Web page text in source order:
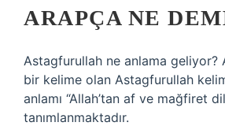
ARAPÇA NE
Astagfurullah ne anlama geliyor?
bir kelime olan Astagfurullah
anlamı “Allah’tan af ve mağfiret
tanımlanmaktadır.